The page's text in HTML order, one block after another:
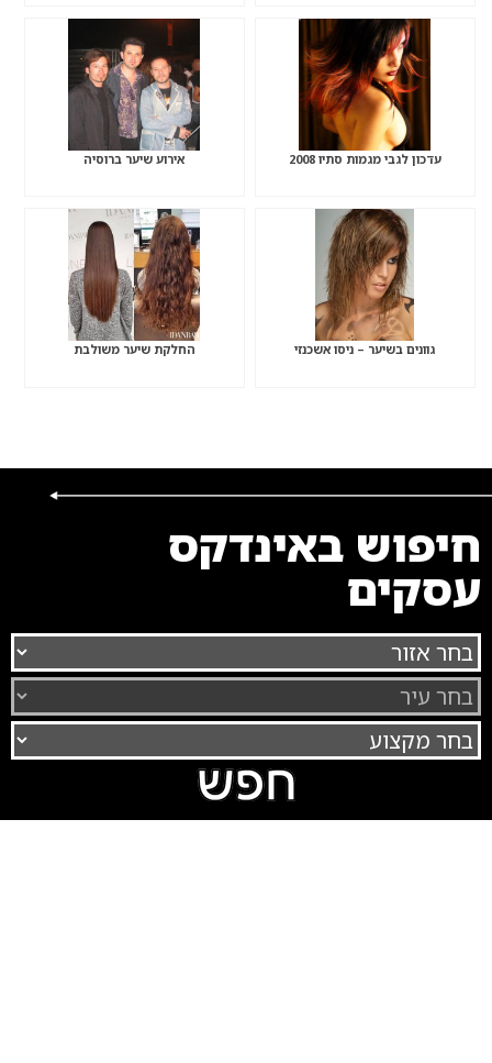
עדכון לגבי מגמות סתיו 2008 אירוע שיער ברוסיה
גוונים בשיער – ניסו אשכנזי החלקת שיער משולבת
חיפוש באינדקס
עסקים